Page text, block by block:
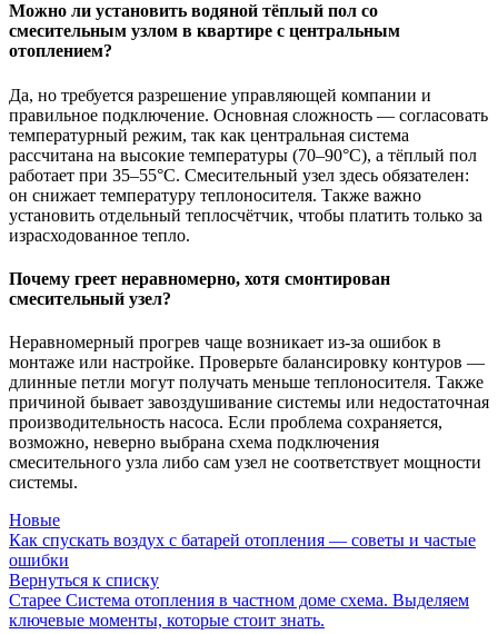
Можно ли установить водяной тёплый пол со
смесительным узлом в квартире с центральным
отоплением?
Да, но требуется разрешение управляющей компании и
правильное подключение. Основная сложность — согласовать
температурный режим, так как центральная система
рассчитана на высокие температуры (70–90°C), а тёплый пол
работает при 35–55°C. Смесительный узел здесь обязателен:
он снижает температуру теплоносителя. Также важно
установить отдельный теплосчётчик, чтобы платить только за
израсходованное тепло.
Почему греет неравномерно, хотя смонтирован
смесительный узел?
Неравномерный прогрев чаще возникает из-за ошибок в
монтаже или настройке. Проверьте балансировку контуров —
длинные петли могут получать меньше теплоносителя. Также
причиной бывает завоздушивание системы или недостаточная
производительность насоса. Если проблема сохраняется,
возможно, неверно выбрана схема подключения
смесительного узла либо сам узел не соответствует мощности
системы.
Новые
Как спускать воздух с батарей отопления — советы и частые
ошибки
Вернуться к списку
Старее Система отопления в частном доме схема. Выделяем
ключевые моменты, которые стоит знать.